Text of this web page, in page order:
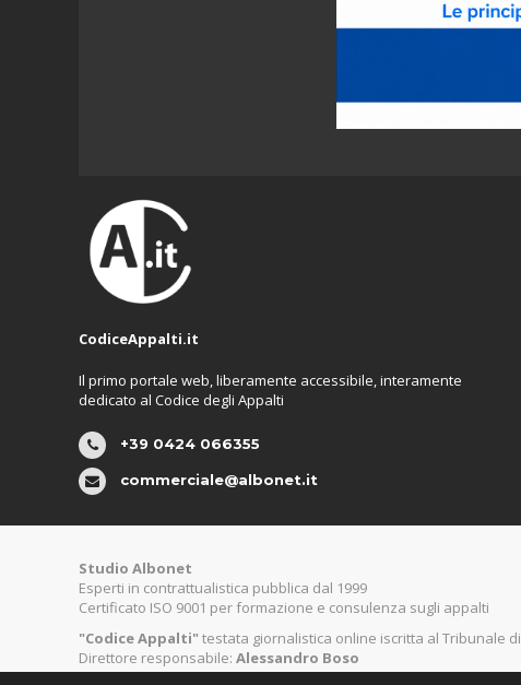
CodiceAppalti.it
Il primo portale web, liberamente accessibile, interamente
dedicato al Codice degli Appalti
+39 0424 066355
commerciale@albonet.it
Studio Albonet
Esperti in contrattualistica pubblica dal 1999
Certificato ISO 9001 per formazione e consulenza sugli appalti
"Codice Appalti"testata giornalistica online iscritta al Tribunale
Direttore responsabile: Alessandro Boso